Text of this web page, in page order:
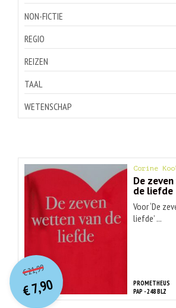
NON-FICTIE
REGIO
REIZEN
TAAL
WETENSCHAP
Corine
De
de liefde
Voor ‘De
liefde’ ...
PROMETHEUS
PAP - 248 BLZ
€21,99O
orspr
onkelijke
prijs
was:
€ 21,99.
€7,90
Huidige
prijs
is:
€ 7,90.